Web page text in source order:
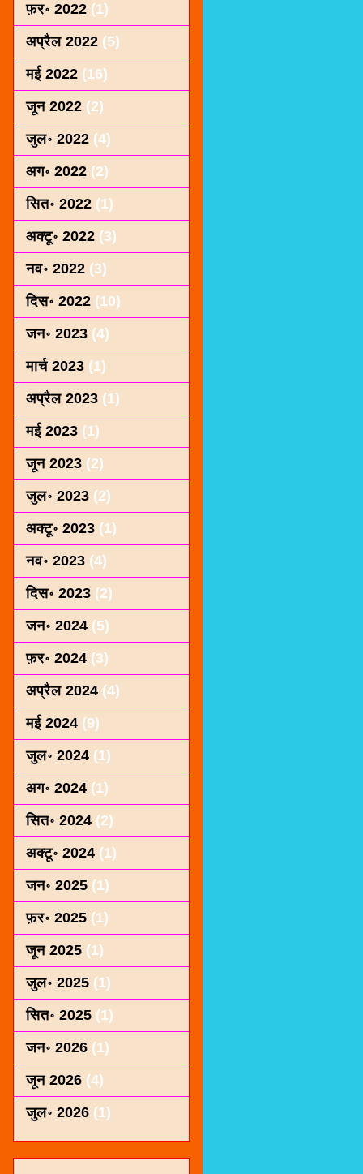
फ़र॰ 2022 (1)
अप्रैल 2022 (5)
मई 2022 (16)
जून 2022 (2)
जुल॰ 2022 (4)
अग॰ 2022 (2)
सित॰ 2022 (1)
अक्टू॰ 2022 (3)
नव॰ 2022 (3)
दिस॰ 2022 (10)
जन॰ 2023 (4)
मार्च 2023 (1)
अप्रैल 2023 (1)
मई 2023 (1)
जून 2023 (2)
जुल॰ 2023 (2)
अक्टू॰ 2023 (1)
नव॰ 2023 (4)
दिस॰ 2023 (2)
जन॰ 2024 (5)
फ़र॰ 2024 (3)
अप्रैल 2024 (4)
मई 2024 (9)
जुल॰ 2024 (1)
अग॰ 2024 (1)
सित॰ 2024 (2)
अक्टू॰ 2024 (1)
जन॰ 2025 (1)
फ़र॰ 2025 (1)
जून 2025 (1)
जुल॰ 2025 (1)
सित॰ 2025 (1)
जन॰ 2026 (1)
जून 2026 (4)
जुल॰ 2026 (1)